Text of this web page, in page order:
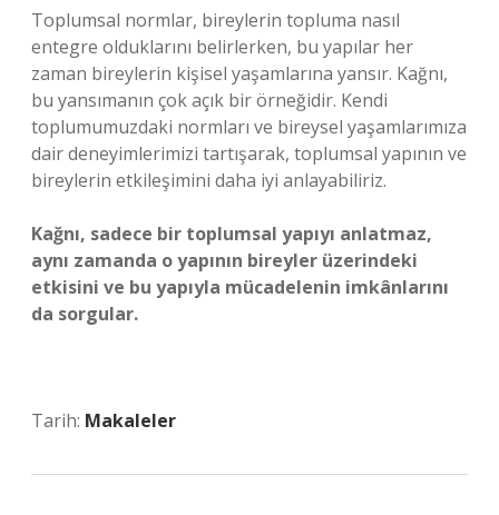
Toplumsal normlar, bireylerin topluma nasıl
entegre olduklarını belirlerken, bu yapılar her
zaman bireylerin kişisel yaşamlarına yansır. Kağnı,
bu yansımanın çok açık bir örneğidir. Kendi
toplumumuzdaki normları ve bireysel yaşamlarımıza
dair deneyimlerimizi tartışarak, toplumsal yapının ve
bireylerin etkileşimini daha iyi anlayabiliriz.
Kağnı, sadece bir toplumsal yapıyı anlatmaz,
aynı zamanda o yapının bireyler üzerindeki
etkisini ve bu yapıyla mücadelenin imkânlarını
da sorgular.
Tarih: Makaleler